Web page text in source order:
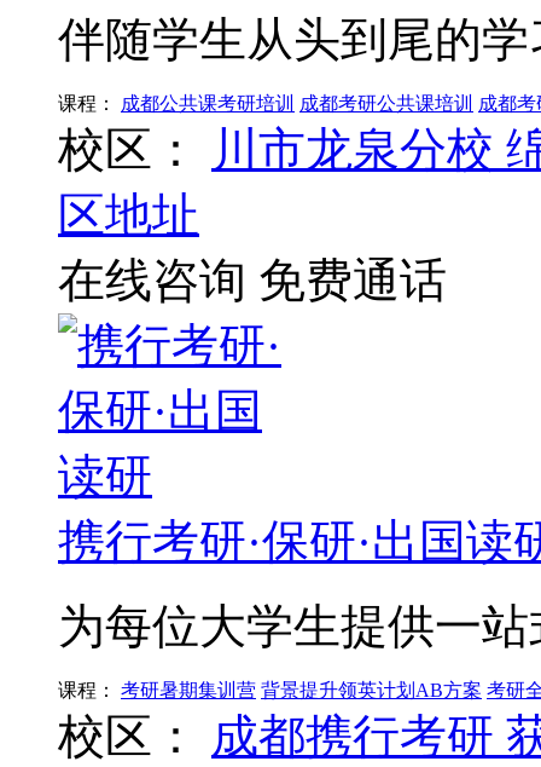
伴随学生从头到尾的
课程： 成都公共课考研培训 成都考研公共课培训 成都
校区： 川市龙泉分校
区地址
在线咨询 免费通话
携行考研·保研·出国读
为每位大学生提供一
课程： 考研暑期集训营 背景提升领英计划AB方案 考研
校区： 成都携行考研